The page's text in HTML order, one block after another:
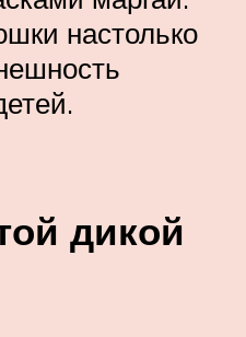
настолько
дикой